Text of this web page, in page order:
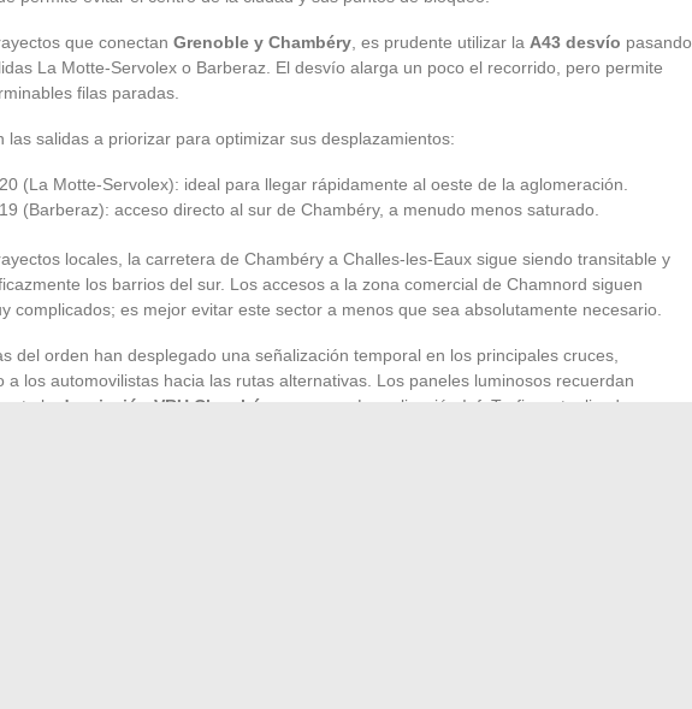
que conectan Grenoble y Chambéry , es prudente utilizar la A43 desvío pasando
La Motte-Servolex o Barberaz. El desvío alarga un poco el recorrido, pero permite
filas paradas.
las salidas a priorizar para optimizar sus desplazamientos:
(La Motte-Servolex): ideal para llegar rápidamente al oeste de la aglomeración.
(Barberaz): acceso directo al sur de Chambéry, a menudo menos saturado.
locales, la carretera de Chambéry a Challes-les-Eaux sigue siendo transitable y
los barrios del sur. Los accesos a la zona comercial de Chamnord siguen
complicados; es mejor evitar este sector a menos que sea absolutamente necesario.
del orden han desplegado una señalización temporal en los principales cruces,
a los automovilistas hacia las rutas alternativas. Los paneles luminosos recuerdan
la
desviación VRU Chambéry
en curso. La aplicación InfoTrafic, actualizada en